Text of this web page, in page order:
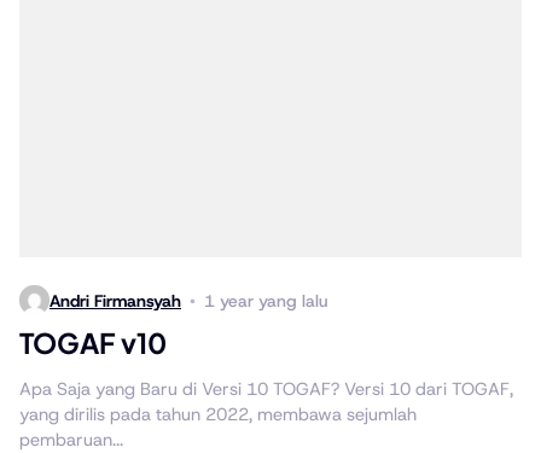
Andri Firmansyah 1 year yang lalu
TOGAF v10
Apa Saja yang Baru di Versi 10 TOGAF? Versi 10 dari TOGAF,
yang dirilis pada tahun 2022, membawa sejumlah
pembaruan...